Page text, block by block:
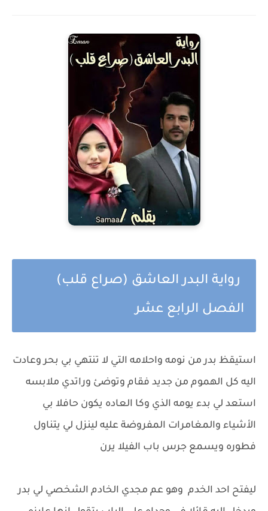
رواية البدر العاشق (صراع قلب)
الفصل الرابع عشر
استيقظ بدر من نومه واحلامه التي لا تنتهي بي بحر وعادت
اليه كل الهموم من جديد فقام وتوضئ وراتدي ملابسه
استعد لي بدء يومه الذي وكا العاده يكون حافلا بي
الأشياء والمغامرات المفروضة عليه لينزل لي يتناول
فطوره ويسمع جرس باب الفيلا يرن
ليفتح احد الخدم وهو عم مجدي الخادم الشخصي لي بدر